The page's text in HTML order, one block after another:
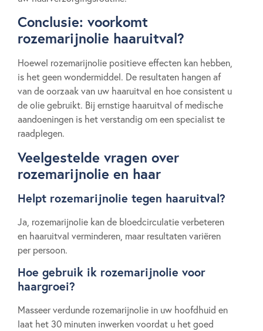
Conclusie: voorkomt
rozemarijnolie haaruitval?
Hoewel rozemarijnolie positieve effecten kan hebben,
is het geen wondermiddel. De resultaten hangen af
van de oorzaak van uw haaruitval en hoe consistent u
de olie gebruikt. Bij ernstige haaruitval of medische
aandoeningen is het verstandig om een specialist te
raadplegen.
Veelgestelde vragen over
rozemarijnolie en haar
Helpt rozemarijnolie tegen haaruitval?
Ja, rozemarijnolie kan de bloedcirculatie verbeteren
en haaruitval verminderen, maar resultaten variëren
per persoon.
Hoe gebruik ik rozemarijnolie voor
haargroei?
Masseer verdunde rozemarijnolie in uw hoofdhuid en
laat het 30 minuten inwerken voordat u het goed